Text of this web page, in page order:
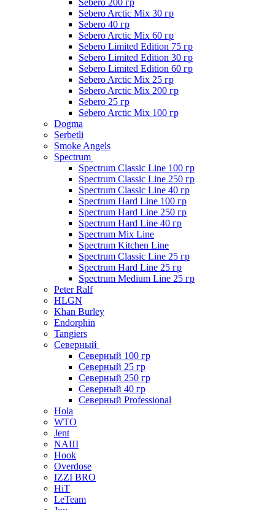
Sebero Arctic Mix 30 гр
Sebero 40 гр
Sebero Arctic Mix 60 гр
Sebero Limited Edition 75 гр
Sebero Limited Edition 30 гр
Sebero Limited Edition 60 гр
Sebero Arctic Mix 25 гр
Sebero Arctic Mix 200 гр
Sebero 25 гр
Sebero Arctic Mix 100 гр
Dogma
Serbetli
Smoke Angels
Spectrum
Spectrum Classic Line 100 гр
Spectrum Classic Line 250 гр
Spectrum Classic Line 40 гр
Spectrum Hard Line 100 гр
Spectrum Hard Line 250 гр
Spectrum Hard Line 40 гр
Spectrum Mix Line
Spectrum Kitchen Line
Spectrum Classic Line 25 гр
Spectrum Hard Line 25 гр
Spectrum Medium Line 25 гр
Peter Ralf
HLGN
Khan Burley
Endorphin
Tangiers
Северный
Северный 100 гр
Северный 25 гр
Северный 250 гр
Северный 40 гр
Северный Professional
Hola
WTO
Jent
NAШ
Hook
Overdose
IZZI BRO
HiT
LeTeam